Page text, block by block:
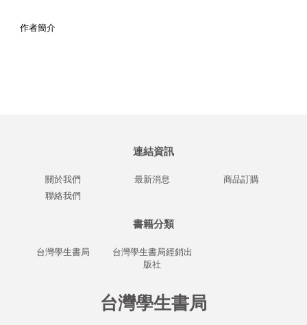
作者簡介
連結資訊
關於我們 最新消息
商品訂購
聯絡我們
書籍分類
台灣學生書局
台灣學生書局經銷出
版社
台灣學生書局